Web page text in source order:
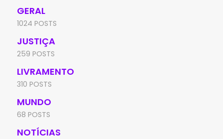
GERAL
1024 POSTS
JUSTIÇA
259 POSTS
LIVRAMENTO
310 POSTS
MUNDO
68 POSTS
NOTÍCIAS